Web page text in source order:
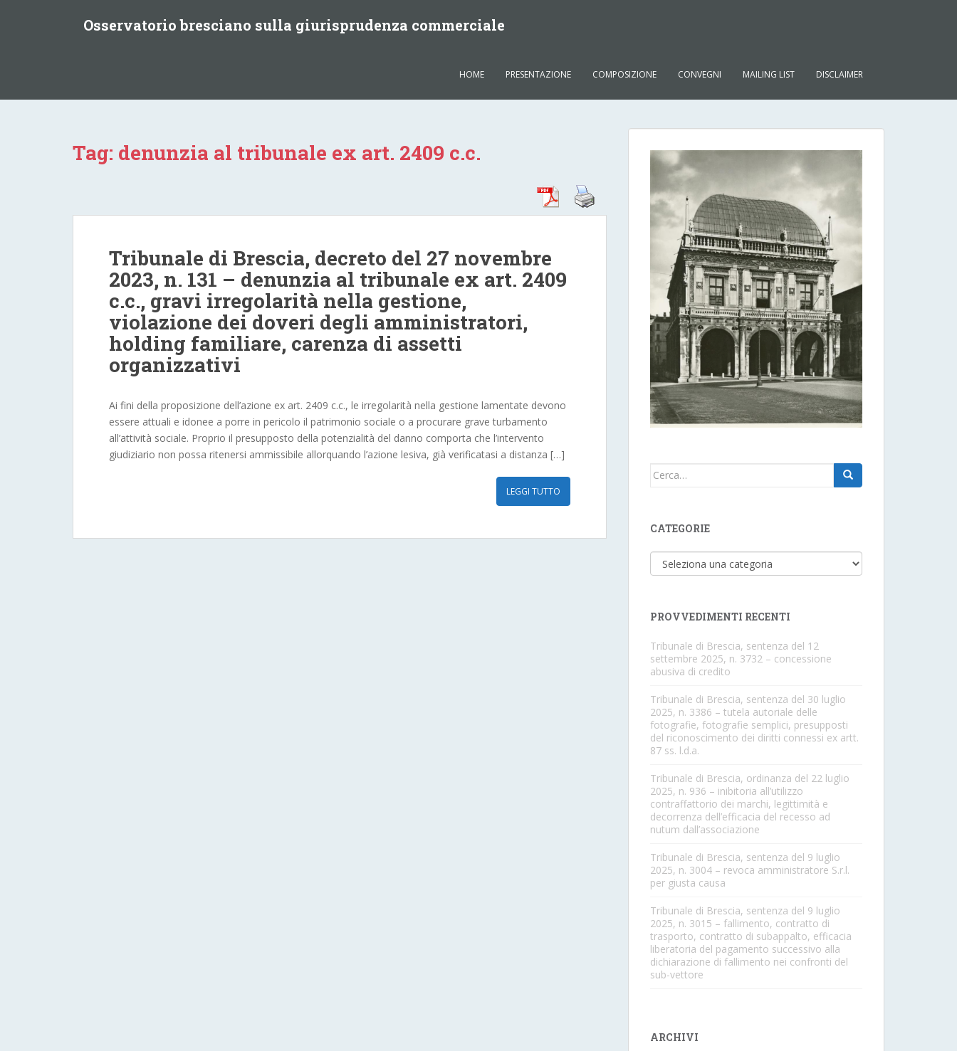
Osservatorio bresciano sulla giurisprudenza commerciale
HOME PRESENTAZIONE COMPOSIZIONE CONVEGNI MAILING LIST DISCLAIMER
Tag: denunzia al tribunale ex art. 2409 c.c.
Tribunale di Brescia, decreto del 27 novembre
2023, n. 131 – denunzia al tribunale ex art. 2409
c.c., gravi irregolarità nella gestione,
violazione dei doveri degli amministratori,
holding familiare, carenza di assetti
organizzativi
Ai fini della proposizione dell’azione ex art. 2409 c.c., le irregolarità nella gestione lamentate devono
essere attuali e idonee a porre in pericolo il patrimonio sociale o a procurare grave turbamento
all’attività sociale. Proprio il presupposto della potenzialità del danno comporta che l’intervento
giudiziario non possa ritenersi ammissibile allorquando l’azione lesiva, già verificatasi a distanza […]
LEGGI TUTTO
Cerca:
CATEGORIE
Categorie
PROVVEDIMENTI RECENTI
Tribunale di Brescia, sentenza del 12
settembre 2025, n. 3732 – concessione
abusiva di credito
Tribunale di Brescia, sentenza del 30 luglio
2025, n. 3386 – tutela autoriale delle
fotografie, fotografie semplici, presupposti
del riconoscimento dei diritti connessi ex artt.
87 ss. l.d.a.
Tribunale di Brescia, ordinanza del 22 luglio
2025, n. 936 – inibitoria all’utilizzo
contraffattorio dei marchi, legittimità e
decorrenza dell’efficacia del recesso ad
nutum dall’associazione
Tribunale di Brescia, sentenza del 9 luglio
2025, n. 3004 – revoca amministratore S.r.l.
per giusta causa
Tribunale di Brescia, sentenza del 9 luglio
2025, n. 3015 – fallimento, contratto di
trasporto, contratto di subappalto, efficacia
liberatoria del pagamento successivo alla
dichiarazione di fallimento nei confronti del
sub-vettore
ARCHIVI